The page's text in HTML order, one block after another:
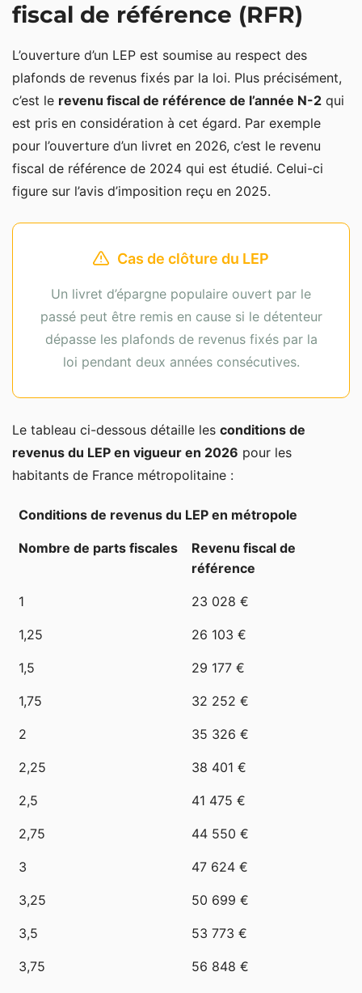
fiscal de référence (RFR)
L’ouverture d’un LEP est soumise au respect des
plafonds de revenus fixés par la loi. Plus précisément,
c’est le revenu fiscal de référence de l’année N-2 qui
est pris en considération à cet égard. Par exemple
pour l’ouverture d’un livret en 2026, c’est le revenu
fiscal de référence de 2024 qui est étudié. Celui-ci
figure sur l’avis d’imposition reçu en 2025.
Cas de clôture du LEP
Un livret d’épargne populaire ouvert par le
passé peut être remis en cause si le détenteur
dépasse les plafonds de revenus fixés par la
loi pendant deux années consécutives.
Le tableau ci-dessous détaille les conditions de
revenus du LEP en vigueur en 2026 pour les
habitants de France métropolitaine :
Conditions de revenus du LEP en métropole
Nombre de parts fiscales
Revenu fiscal de
référence
1 23 028 €
1,25 26 103 €
1,5 29 177 €
1,75 32 252 €
2 35 326 €
2,25 38 401 €
2,5 41 475 €
2,75 44 550 €
3 47 624 €
3,25 50 699 €
3,5 53 773 €
3,75 56 848 €